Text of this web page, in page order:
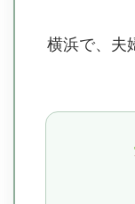
横浜で、夫